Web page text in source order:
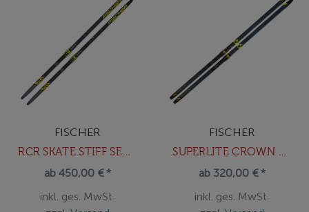
FISCHER
RCR SKATE STIFF SET / BDG RACE SKAT
ab 450,00 € *
inkl. ges. MwSt.
FISCHER
SUPERLITE CROWN EF SET / BDG CONTRO
ab 320,00 € *
inkl. ges. MwSt.